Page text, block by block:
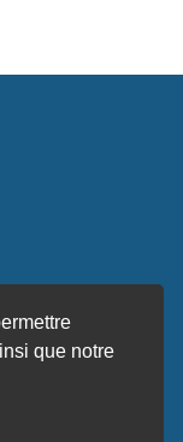
que notre